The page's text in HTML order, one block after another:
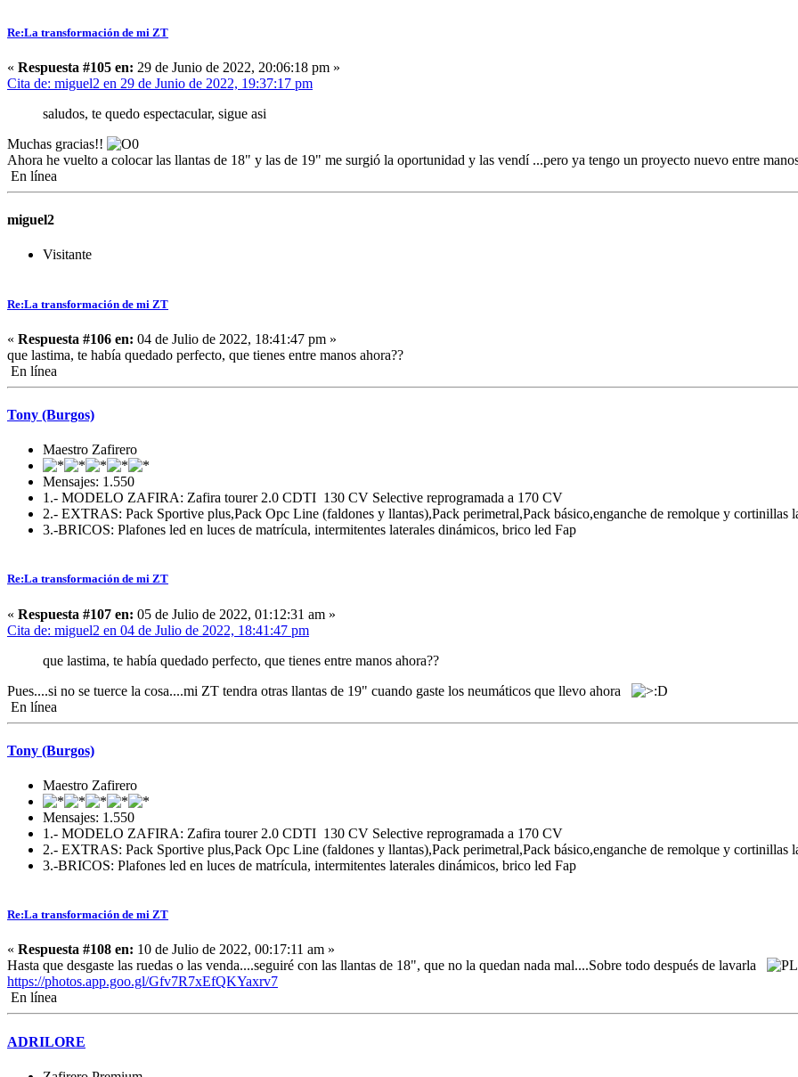
Re:La transformación de mi ZT
« Respuesta #105 en: 29 de Junio de 2022, 20:06:18 pm »
Cita de: miguel2 en 29 de Junio de 2022, 19:37:17 pm
saludos, te quedo espectacular, sigue asi
Muchas gracias!!
Ahora he vuelto a colocar las llantas de 18" y las de 19" me surgió la oportunidad y las vendí ...pero ya tengo un proyecto nuevo entre
En línea
miguel2
Visitante
Re:La transformación de mi ZT
« Respuesta #106 en: 04 de Julio de 2022, 18:41:47 pm »
que lastima, te había quedado perfecto, que tienes entre manos ahora??
En línea
Tony (Burgos)
Maestro Zafirero
Mensajes: 1.550
1.- MODELO ZAFIRA: Zafira tourer 2.0 CDTI 130 CV Selective reprogramada a 170 CV
2.- EXTRAS: Pack Sportive plus,Pack Opc Line (faldones y llantas),Pack perimetral,Pack básico,enganche de remolque y cortinillas
3.-BRICOS: Plafones led en luces de matrícula, intermitentes laterales dinámicos, brico led Fap
Re:La transformación de mi ZT
« Respuesta #107 en: 05 de Julio de 2022, 01:12:31 am »
Cita de: miguel2 en 04 de Julio de 2022, 18:41:47 pm
que lastima, te había quedado perfecto, que tienes entre manos ahora??
Pues....si no se tuerce la cosa....mi ZT tendra otras llantas de 19" cuando gaste los neumáticos que llevo ahora
En línea
Tony (Burgos)
Maestro Zafirero
Mensajes: 1.550
1.- MODELO ZAFIRA: Zafira tourer 2.0 CDTI 130 CV Selective reprogramada a 170 CV
2.- EXTRAS: Pack Sportive plus,Pack Opc Line (faldones y llantas),Pack perimetral,Pack básico,enganche de remolque y cortinillas
3.-BRICOS: Plafones led en luces de matrícula, intermitentes laterales dinámicos, brico led Fap
Re:La transformación de mi ZT
« Respuesta #108 en: 10 de Julio de 2022, 00:17:11 am »
Hasta que desgaste las ruedas o las venda....seguiré con las llantas de 18", que no la quedan nada mal....Sobre todo después de lavarla
https://photos.app.goo.gl/Gfv7R7xEfQKYaxrv7
En línea
ADRILORE